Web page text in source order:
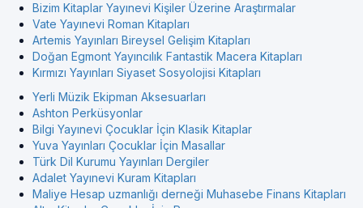
Bizim Kitaplar Yayınevi Kişiler Üzerine Araştırmalar
Vate Yayınevi Roman Kitapları
Artemis Yayınları Bireysel Gelişim Kitapları
Doğan Egmont Yayıncılık Fantastik Macera Kitapları
Kırmızı Yayınları Siyaset Sosyolojisi Kitapları
Yerli Müzik Ekipman Aksesuarları
Ashton Perküsyonlar
Bilgi Yayınevi Çocuklar İçin Klasik Kitaplar
Yuva Yayınları Çocuklar İçin Masallar
Türk Dil Kurumu Yayınları Dergiler
Adalet Yayınevi Kuram Kitapları
Maliye Hesap uzmanlığı derneği Muhasebe Finans Kitapları